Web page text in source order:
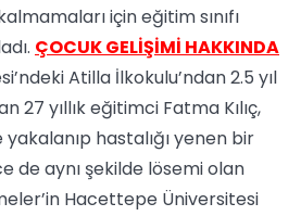
için eğitim sınıfı
ÇOCUK GELİŞİMİ HAKKINDA
Atilla İlkokulu’ndan 2.5 yıl
27 yıllık eğitimci Fatma Kılıç,
hastalığı yenen bir
de aynı şekilde lösemi olan
Hacettepe Üniversitesi